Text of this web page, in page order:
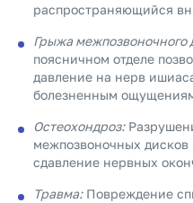
распространяющийся
Грыжа межпозвоночного
поясничном отделе
давление на нерв
болезненным
Остеохондроз:
межпозвоночных дисков
сдавление нервных
Травма:Повреждение